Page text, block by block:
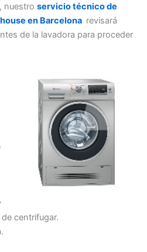
nuestro servicio técnico de
en Barcelona revisará
de la lavadora para proceder
centrifugar.